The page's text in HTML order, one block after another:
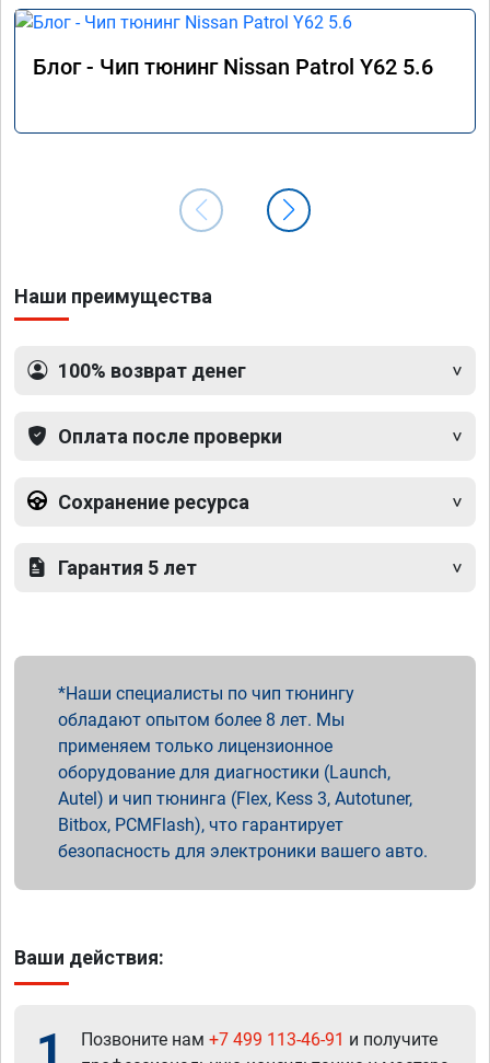
Блог - Чип тюнинг Nissan Patrol Y62 5.6
Наши преимущества
100% возврат денег
Оплата после проверки
Сохранение ресурса
Гарантия 5 лет
Наши специалисты по чип тюнингу
обладают опытом более 8 лет. Мы
применяем только лицензионное
оборудование для диагностики (Launch,
Autel) и чип тюнинга (Flex, Kess 3, Autotuner,
Bitbox, PCMFlash), что гарантирует
безопасность для электроники вашего авто.
Ваши действия:
1 Позвоните нам +7 499 113-46-91 и получите